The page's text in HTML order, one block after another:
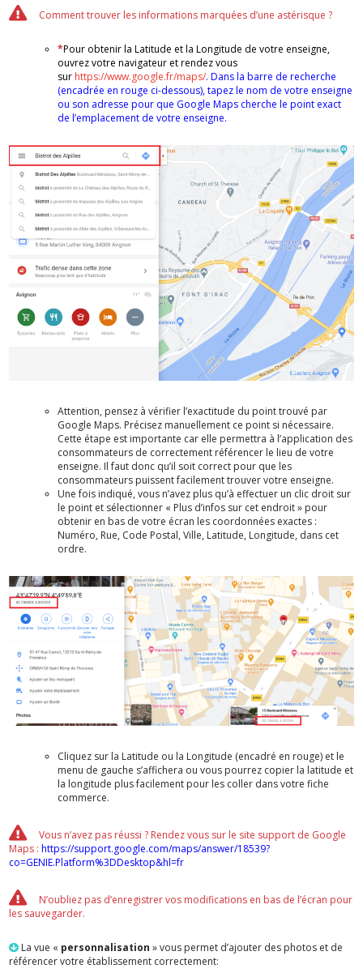
Comment trouver les informations marquées d’une astérisque ?
*Pour obtenir la Latitude et la Longitude de votre enseigne,
ouvrez votre navigateur et rendez vous
sur https://www.google.fr/maps/. Dans la barre de recherche
(encadrée en rouge ci-dessous), tapez le nom de votre enseigne
ou son adresse pour que Google Maps cherche le point exact
de l’emplacement de votre enseigne.
Attention, pensez à vérifier l’exactitude du point trouvé par
Google Maps. Précisez manuellement ce point si nécessaire.
Cette étape est importante car elle permettra à l’application des
consommateurs de correctement référencer le lieu de votre
enseigne. Il faut donc qu’il soit correct pour que les
consommateurs puissent facilement trouver votre enseigne.
Une fois indiqué, vous n’avez plus qu’à effectuer un clic droit sur
le point et sélectionner « Plus d’infos sur cet endroit » pour
obtenir en bas de votre écran les coordonnées exactes :
Numéro, Rue, Code Postal, Ville, Latitude, Longitude, dans cet
ordre.
Cliquez sur la Latitude ou la Longitude (encadré en rouge) et le
menu de gauche s’affichera ou vous pourrez copier la latitude et
la longitude plus facilement pour les coller dans votre fiche
commerce.
Vous n’avez pas réussi ? Rendez vous sur le site support de Google
Maps :https://support.google.com/maps/answer/18539?
co=GENIE.Platform%3DDesktop&hl=fr
N’oubliez pas d’enregistrer vos modifications en bas de l’écran pour
les sauvegarder.
La vue « personnalisation » vous permet d’ajouter des photos et de
référencer votre établissement correctement: